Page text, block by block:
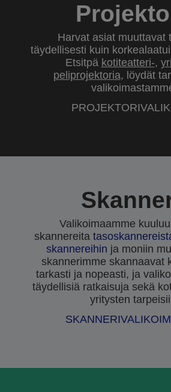
Harvat asiat muuttavat
täydellisesti kuin
Etsitpä kotiteatteri-,
peliprojektoria, löydät
Valikoimaamme
skannereita
skannereihin ja moniin
skannerimme skannaavat
tarkasti ja nopeasti, ja
täydellisiä ratkaisuja sekä
yritysten